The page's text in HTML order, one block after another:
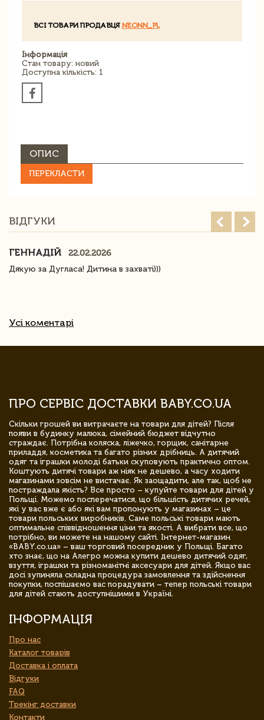
ВСІ ТОВАРИ ПРОДАВЦЯ NEONN_PL
Інформація
Стан товару: новий
Доступна кількість: 1
ОПИС
ПЕРЕКЛАСТИ
ВІДГУКИ
ГЕННАДІЙ
22.02.2026
Дякую за Дугласа! Дитина в захваті)))
Усі коментарі
ПРО СЕРВІС ДОСТАВКИ BABY.CO.UA
Скільки грошей ви витрачаєте на товари для дітей? Після
появи в будинку малюка, сімейний бюджет відчутно
страждає. Потрібна коляска, ліжечко, горщик, санітарне
приладдя, косметика та багато різних дрібниць. А дитячий
одяг та іграшки молоді батьки скуповують практично оптом.
Коштують дитячі товари аж ніяк не дешево, а часу ходити
магазинами зовсім не вистачає. Як заощадити, але так, щоб не
постраждала якість? Все просто – купуйте товари для дітей у
Польщі. Можемо посперечатися, що більшість дитячих речей,
які у вас вже є або які вам пропонують у магазинах – це
товари польських виробників. Саме польські товари мають
оптимальне співвідношення ціни та якості. А вибрати все, що
потрібно, ви можете на нашому сайті. Інтернет-магазин
«BABY.co.ua» – ваш торговий посередник у Польщі. Багато
хто знає, що на Алегро можна купити дешево дитячий одяг,
взуття, іграшки та різноманітні аксесуари для дітей. Якщо вас
досі зупиняла складна процедура замовлення та здійснення
покупки, поспішаємо вас порадувати – тепер польські товари
для дітей стають доступнішими в Україні.
ІНФОРМАЦІЯ
Про нас
Каталог товарів
Доставка і оплата
Відгуки
FAQ
Трекінг доставки
Контакти